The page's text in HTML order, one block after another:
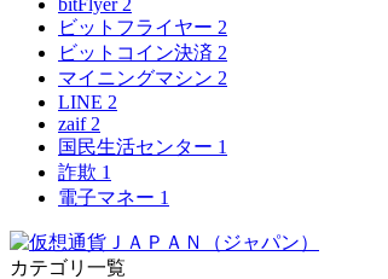
ビットフライヤー 2
ビットコイン決済 2
マイニングマシン 2
LINE 2
zaif 2
国民生活センター 1
詐欺 1
電子マネー 1
カテゴリ一覧